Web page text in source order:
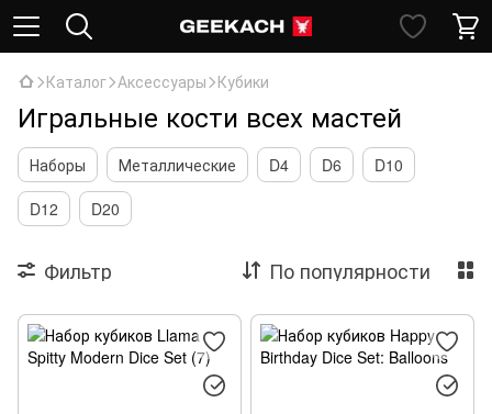
Каталог Аксессуары Кубики
Игральные кости всех мастей
Наборы Металлические D4 D6
D10
D12
D20
Фильтр По популярности